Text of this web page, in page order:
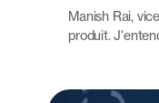
Manish Rai,
produit.